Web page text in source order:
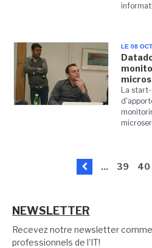
LE 08
La
... 39 40
NEWSLETTER
Recevez notre newsletter
professionnels de l'IT!